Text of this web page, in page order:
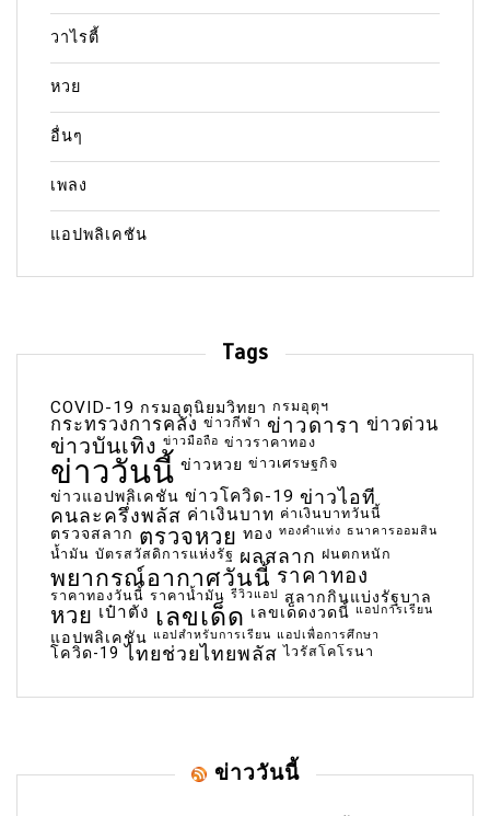
วาไรตี้
หวย
อื่นๆ
เพลง
แอปพลิเคชัน
Tags
COVID-19 กรมอุตุนิยมวิทยา กรมอุตุฯ
กระทรวงการคลัง ข่าวกีฬา ข่าวดารา ข่าวด่วน
ข่าวบันเทิง ข่าวมือถือ ข่าวราคาทอง
ข่าววันนี้ ข่าวหวย ข่าวเศรษฐกิจ
ข่าวแอปพลิเคชัน ข่าวโควิด-19 ข่าวไอที
คนละครึ่งพลัส ค่าเงินบาท ค่าเงินบาทวันนี้
ตรวจสลาก ตรวจหวย ทอง ทองคำแท่ง ธนาคารออมสิน
น้ำมัน บัตรสวัสดิการแห่งรัฐ ผลสลาก ฝนตกหนัก
พยากรณ์อากาศวันนี้ ราคาทอง
ราคาทองวันนี้ ราคาน้ำมัน รีวิวแอป สลากกินแบ่งรัฐบาล
หวย เป๋าตัง เลขเด็ด เลขเด็ดงวดนี้ แอปการเรียน
แอปพลิเคชัน แอปสำหรับการเรียน แอปเพื่อการศึกษา
โควิด-19 ไทยช่วยไทยพลัส ไวรัสโคโรนา
ข่าววันนี้